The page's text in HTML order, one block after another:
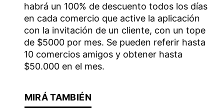
habrá un 100% de descuento todos los días
en cada comercio que active la aplicación
con la invitación de un cliente, con un tope
de $5000 por mes. Se pueden referir hasta
10 comercios amigos y obtener hasta
$50.000 en el mes.